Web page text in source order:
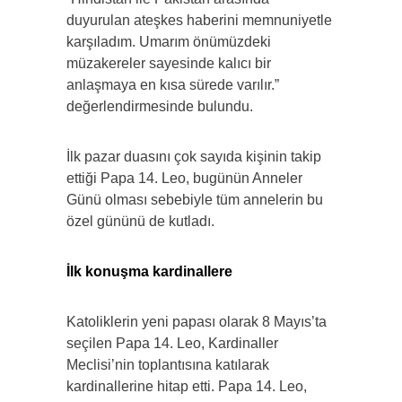
duyurulan ateşkes haberini memnuniyetle
karşıladım. Umarım önümüzdeki
müzakereler sayesinde kalıcı bir
anlaşmaya en kısa sürede varılır.”
değerlendirmesinde bulundu.
İlk pazar duasını çok sayıda kişinin takip
ettiği Papa 14. Leo, bugünün Anneler
Günü olması sebebiyle tüm annelerin bu
özel gününü de kutladı.
İlk konuşma kardinallere
Katoliklerin yeni papası olarak 8 Mayıs’ta
seçilen Papa 14. Leo, Kardinaller
Meclisi’nin toplantısına katılarak
kardinallerine hitap etti. Papa 14. Leo,